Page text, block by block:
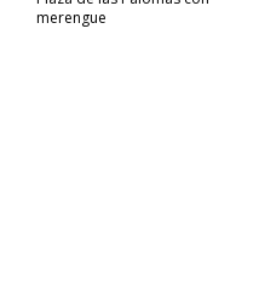
merengue